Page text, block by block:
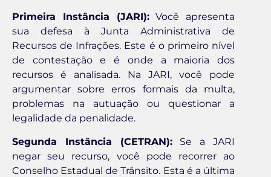
Primeira Instância (JARI):Você apresenta
sua defesa à Junta Administrativa de
Recursos de Infrações. Este é o primeiro nível
de contestação e é onde a maioria dos
recursos é analisada. Na JARI, você pode
argumentar sobre erros formais da multa,
problemas na autuação ou questionar a
legalidade da penalidade.
Segunda Instância (CETRAN):Se a JARI
negar seu recurso, você pode recorrer ao
Conselho Estadual de Trânsito. Esta é a última